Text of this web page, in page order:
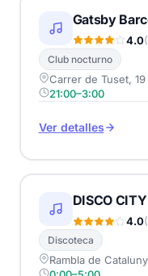
Gatsby
4.0
Club nocturno
Carrer de Tuset, 19
21:00–3:00
Ver detalles
DISCO
4.0
Discoteca
Rambla de